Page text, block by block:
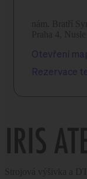
Otevření
Rezervace